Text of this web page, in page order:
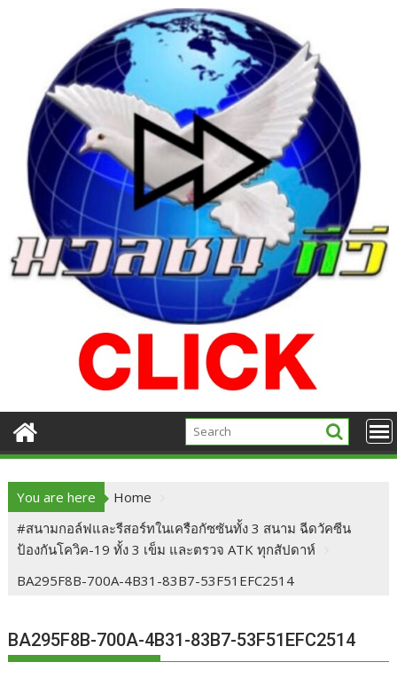
You are here
Home
#สนามกอล์ฟและรีสอร์ทในเครือกัซซันทั้ง 3 สนาม ฉีดวัคซีน
ป้องกันโควิค-19 ทั้ง 3 เข็ม และตรวจ ATK ทุกสัปดาห์
BA295F8B-700A-4B31-83B7-53F51EFC2514
BA295F8B-700A-4B31-83B7-53F51EFC2514